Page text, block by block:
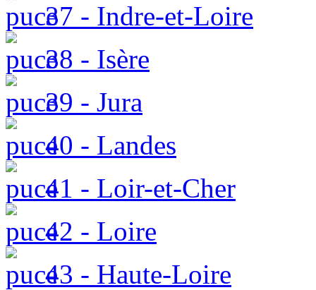
37 - Indre-et-Loire
38 - Isère
39 - Jura
40 - Landes
41 - Loir-et-Cher
42 - Loire
43 - Haute-Loire